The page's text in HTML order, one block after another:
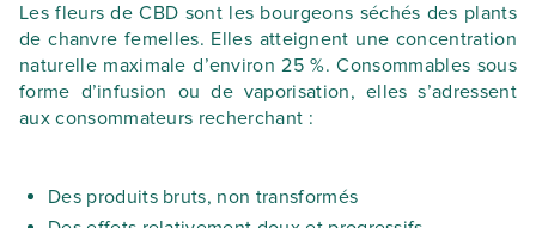
Les fleurs de CBD sont les bourgeons séchés des plants
de chanvre femelles. Elles atteignent une concentration
naturelle maximale d’environ 25 %. Consommables sous
forme d’infusion ou de vaporisation, elles s’adressent
aux consommateurs recherchant :
Des produits bruts, non transformés